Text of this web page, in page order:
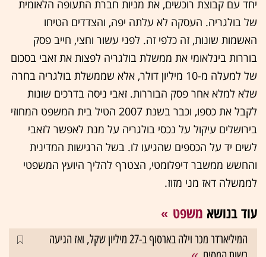
יחד עם קבוצת רוכשים, את מניות חברת התעופה הלאומית
של בולגריה. העסקה לא עלתה יפה, והצדדים הטיחו
האשמות שונות, זה כלפי זה. לפני עשור וחצי, חייב פסק
בוררות בינלאומי את ממשלת בולגריה לפצות את זאבי בסכום
של למעלה מ-10 מיליון דולר, אלא שממשלת בולגריה בחרה
שלא למלא אחר פסק הבוררות. זאבי ניסה בדרכים שונות
לקבל את כספו, וכבר בשנת 2007 הטיל בית המשפט המחוזי
בירושלים עיקול על נכסי בולגריה על מנת לאפשר לזאבי
לשים יד על הכספים שהגיעו לו. בשל הרגישות המדינית
והחשש ממשבר דיפלומטי, הצטרף להליך היועץ המשפטי
לממשלה דאז מני מזוז.
עוד בנושא משפט
המיליארדר מכר וילה בארסוף ב-27 מיליון שקל, ואז הגיעה